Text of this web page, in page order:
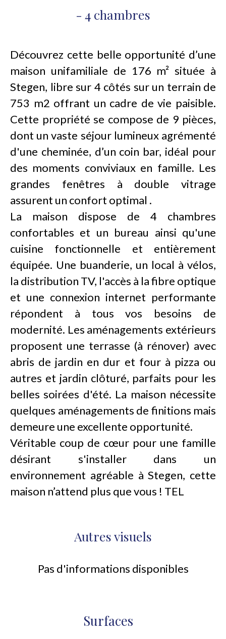
- 4 chambres
Découvrez cette belle opportunité d’une
maison unifamiliale de 176 m² située à
Stegen, libre sur 4 côtés sur un terrain de
753 m2 offrant un cadre de vie paisible.
Cette propriété se compose de 9 pièces,
dont un vaste séjour lumineux agrémenté
d'une cheminée, d’un coin bar, idéal pour
des moments conviviaux en famille. Les
grandes fenêtres à double vitrage
assurent un confort optimal .
La maison dispose de 4 chambres
confortables et un bureau ainsi qu'une
cuisine fonctionnelle et entièrement
équipée. Une buanderie, un local à vélos,
la distribution TV, l'accès à la fibre optique
et une connexion internet performante
répondent à tous vos besoins de
modernité. Les aménagements extérieurs
proposent une terrasse (à rénover) avec
abris de jardin en dur et four à pizza ou
autres et jardin clôturé, parfaits pour les
belles soirées d'été. La maison nécessite
quelques aménagements de finitions mais
demeure une excellente opportunité.
Véritable coup de cœur pour une famille
désirant s'installer dans un
environnement agréable à Stegen, cette
maison n’attend plus que vous ! TEL
Autres visuels
Pas d'informations disponibles
Surfaces